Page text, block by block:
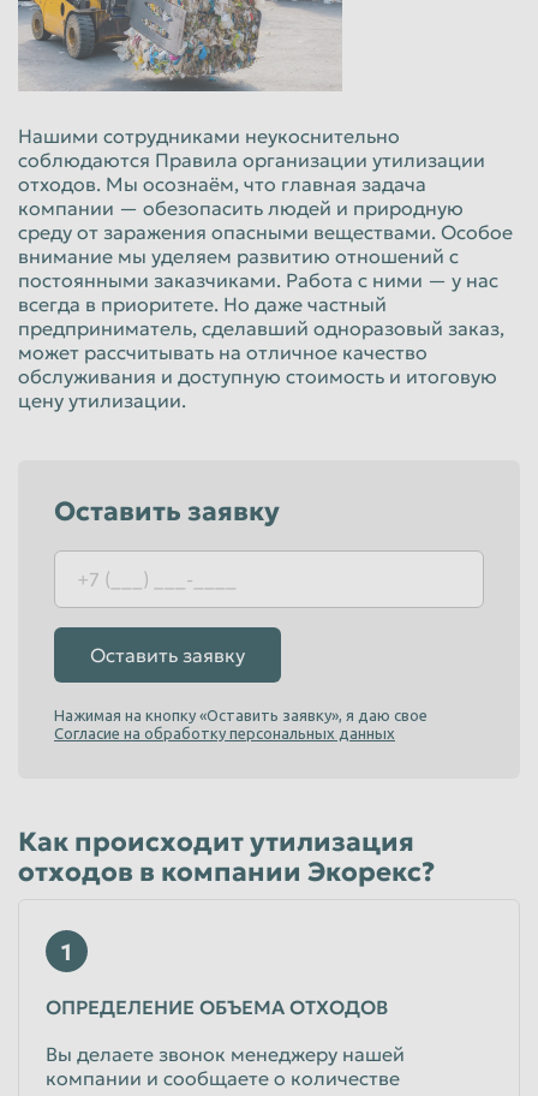
Нашими сотрудниками неукоснительно
соблюдаются Правила организации утилизации
отходов. Мы осознаём, что главная задача
компании — обезопасить людей и природную
среду от заражения опасными веществами. Особое
внимание мы уделяем развитию отношений с
постоянными заказчиками. Работа с ними — у нас
всегда в приоритете. Но даже частный
предприниматель, сделавший одноразовый заказ,
может рассчитывать на отличное качество
обслуживания и доступную стоимость и итоговую
цену утилизации.
Оставить заявку
Оставить заявку
Нажимая на кнопку «Оставить заявку», я даю свое
Согласие на обработку персональных данных
Как происходит утилизация
отходов в компании Экорекс?
1
ОПРЕДЕЛЕНИЕ ОБЪЕМА ОТХОДОВ
Вы делаете звонок менеджеру нашей
компании и сообщаете о количестве